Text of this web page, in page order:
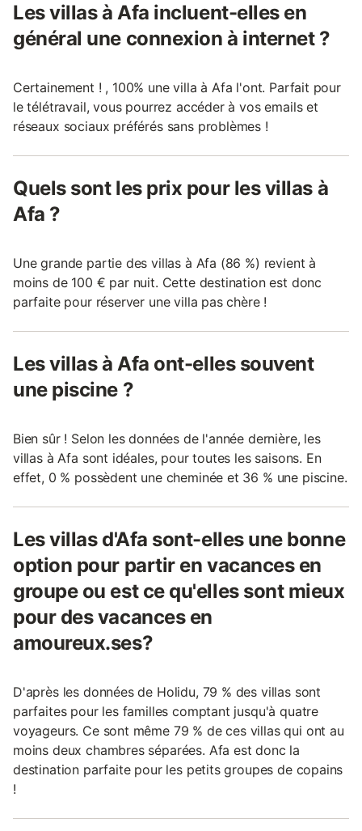
Les villas à Afa incluent-elles en
général une connexion à internet ?
Certainement ! , 100% une villa à Afa l'ont. Parfait pour
le télétravail, vous pourrez accéder à vos emails et
réseaux sociaux préférés sans problèmes !
Quels sont les prix pour les villas à
Afa ?
Une grande partie des villas à Afa (86 %) revient à
moins de 100 € par nuit. Cette destination est donc
parfaite pour réserver une villa pas chère !
Les villas à Afa ont-elles souvent
une piscine ?
Bien sûr ! Selon les données de l'année dernière, les
villas à Afa sont idéales, pour toutes les saisons. En
effet, 0 % possèdent une cheminée et 36 % une piscine.
Les villas d'Afa sont-elles une bonne
option pour partir en vacances en
groupe ou est ce qu'elles sont mieux
pour des vacances en
amoureux.ses?
D'après les données de Holidu, 79 % des villas sont
parfaites pour les familles comptant jusqu'à quatre
voyageurs. Ce sont même 79 % de ces villas qui ont au
moins deux chambres séparées. Afa est donc la
destination parfaite pour les petits groupes de copains
!